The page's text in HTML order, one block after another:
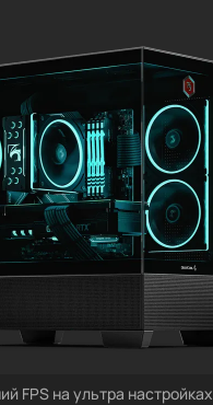
FPS на ультра настройках